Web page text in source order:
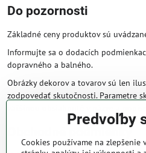
Do pozornosti
Základné ceny produktov sú
Informujte sa o dodacích
dopravného a balného.
Obrázky dekorov a tovarov sú len
zodpovedať skutočnosti. Parametre
Obchodné podmienky
Predvoľby
Cookies používame na zlepšenie